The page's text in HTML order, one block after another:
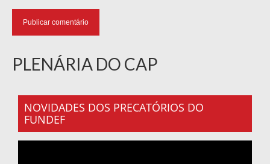
PLENÁRIA DO CAP
NOVIDADES DOS PRECATÓRIOS DO
FUNDEF